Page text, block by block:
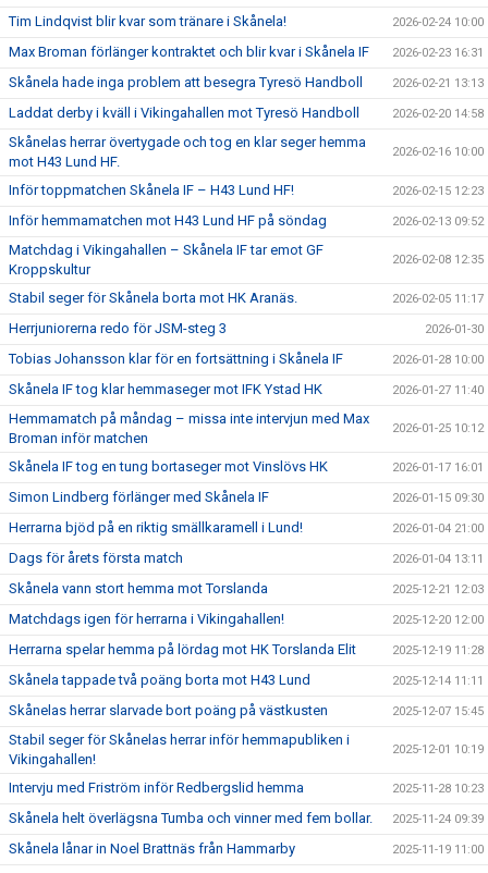
Tim Lindqvist blir kvar som tränare i Skånela! 2026-02-24 10:00
Max Broman förlänger kontraktet och blir kvar i Skånela IF 2026-02-23 16:31
Skånela hade inga problem att besegra Tyresö Handboll 2026-02-21 13:13
Laddat derby i kväll i Vikingahallen mot Tyresö Handboll 2026-02-20 14:58
Skånelas herrar övertygade och tog en klar seger hemma
mot H43 Lund HF.
2026-02-16 10:00
Inför toppmatchen Skånela IF – H43 Lund HF! 2026-02-15 12:23
Inför hemmamatchen mot H43 Lund HF på söndag 2026-02-13 09:52
Matchdag i Vikingahallen – Skånela IF tar emot GF
Kroppskultur
2026-02-08 12:35
Stabil seger för Skånela borta mot HK Aranäs. 2026-02-05 11:17
Herrjuniorerna redo för JSM-steg 3 2026-01-30
Tobias Johansson klar för en fortsättning i Skånela IF 2026-01-28 10:00
Skånela IF tog klar hemmaseger mot IFK Ystad HK 2026-01-27 11:40
Hemmamatch på måndag – missa inte intervjun med Max
Broman inför matchen
2026-01-25 10:12
Skånela IF tog en tung bortaseger mot Vinslövs HK 2026-01-17 16:01
Simon Lindberg förlänger med Skånela IF 2026-01-15 09:30
Herrarna bjöd på en riktig smällkaramell i Lund! 2026-01-04 21:00
Dags för årets första match 2026-01-04 13:11
Skånela vann stort hemma mot Torslanda 2025-12-21 12:03
Matchdags igen för herrarna i Vikingahallen! 2025-12-20 12:00
Herrarna spelar hemma på lördag mot HK Torslanda Elit 2025-12-19 11:28
Skånela tappade två poäng borta mot H43 Lund 2025-12-14 11:11
Skånelas herrar slarvade bort poäng på västkusten 2025-12-07 15:45
Stabil seger för Skånelas herrar inför hemmapubliken i
Vikingahallen!
2025-12-01 10:19
Intervju med Friström inför Redbergslid hemma 2025-11-28 10:23
Skånela helt överlägsna Tumba och vinner med fem bollar. 2025-11-24 09:39
Skånela lånar in Noel Brattnäs från Hammarby 2025-11-19 11:00